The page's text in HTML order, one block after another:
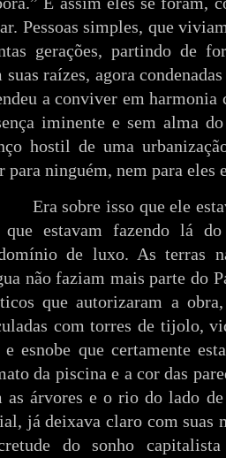
Pessoas simples, que
gerações, partindo de
suas raízes, agora
a conviver em harmonia
iminente e sem alma
hostil de uma
para ninguém, nem para eles
sobre isso que ele
que estavam fazendo lá
de luxo. As terras
não faziam mais parte do
que autorizaram a
com torres de tijolo,
esnobe que certamente
da piscina e a cor das
as árvores e o rio do lado
já deixava claro com suas
do sonho